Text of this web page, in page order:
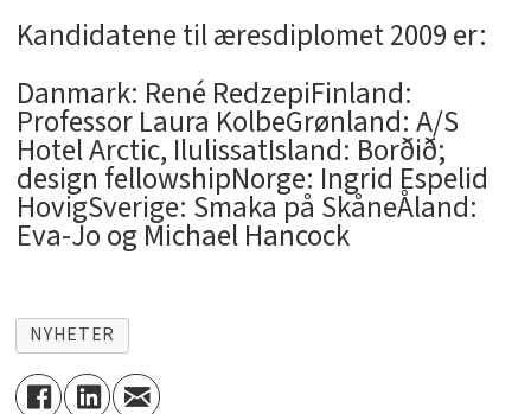
Kandidatene til æresdiplomet 2009 er:
Danmark: René RedzepiFinland:
Professor Laura KolbeGrønland: A/S
Hotel Arctic, IlulissatIsland: Borðið;
design fellowshipNorge: Ingrid Espelid
HovigSverige: Smaka på SkåneÅland:
Eva-Jo og Michael Hancock
NYHETER